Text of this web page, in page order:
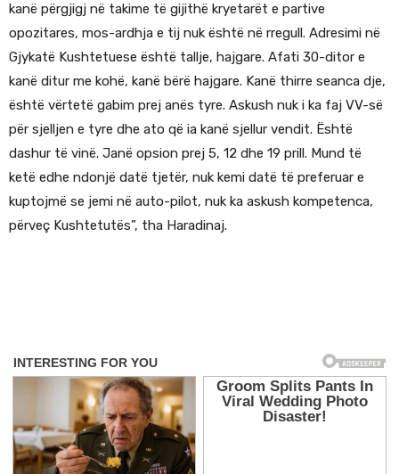
kanë përgjigj në takime të gijithë kryetarët e partive
opozitares, mos-ardhja e tij nuk është në rregull. Adresimi në
Gjykatë Kushtetuese është tallje, hajgare. Afati 30-ditor e
kanë ditur me kohë, kanë bërë hajgare. Kanë thirre seanca dje,
është vërtetë gabim prej anës tyre. Askush nuk i ka faj VV-së
për sjelljen e tyre dhe ato që ia kanë sjellur vendit. Është
dashur të vinë. Janë opsion prej 5, 12 dhe 19 prill. Mund të
ketë edhe ndonjë datë tjetër, nuk kemi datë të preferuar e
kuptojmë se jemi në auto-pilot, nuk ka askush kompetenca,
përveç Kushtetutës”, tha Haradinaj.